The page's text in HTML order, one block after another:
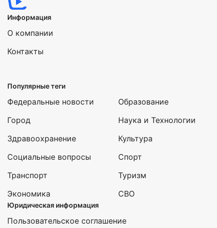
Информация
О компании
Контакты
Популярные теги
Федеральные новости
Город
Здравоохранение
Социальные вопросы
Транспорт
Экономика
Образование
Наука и Технологии
Культура
Спорт
Туризм
СВО
Юридическая информация
Пользовательское соглашение